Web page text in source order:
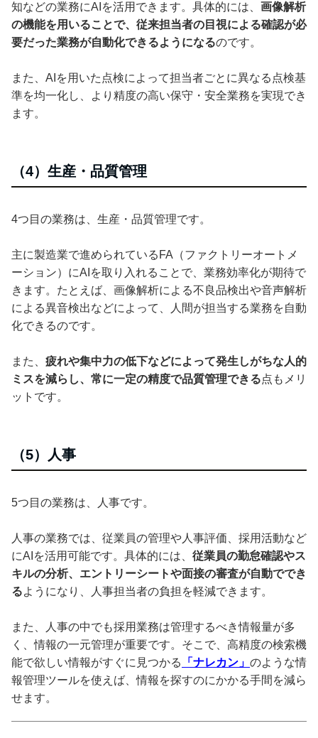
知などの業務にAIを活用できます。具体的には、 画像解析
の機能を用いることで、従来担当者の目視による確認が必
要だった業務が自動化できるようになるのです。
また、AIを用いた点検によって担当者ごとに異なる点検基
準を均一化し、より精度の高い保守・安全業務を実現でき
ます。
（4）生産・品質管理
4つ目の業務は、生産・品質管理です。
主に製造業で進められているFA（ファクトリーオートメ
ーション）にAIを取り入れることで、業務効率化が期待で
きます。たとえば、画像解析による不良品検出や音声解析
による異音検出などによって、人間が担当する業務を自動
化できるのです。
また、 疲れや集中力の低下などによって発生しがちな人的
ミスを減らし、常に一定の精度で品質管理できる点もメリ
ットです。
（5）人事
5つ目の業務は、人事です。
人事の業務では、従業員の管理や人事評価、採用活動など
にAIを活用可能です。具体的には、 従業員の勤怠確認やス
キルの分析、エントリーシートや面接の審査が自動ででき
るようになり、人事担当者の負担を軽減できます。
また、人事の中でも採用業務は管理するべき情報量が多
く、情報の一元管理が重要です。そこで、高精度の検索機
能で欲しい情報がすぐに見つかる
「ナレカン」 のような情
報管理ツールを使えば、情報を探すのにかかる手間を減ら
せます。